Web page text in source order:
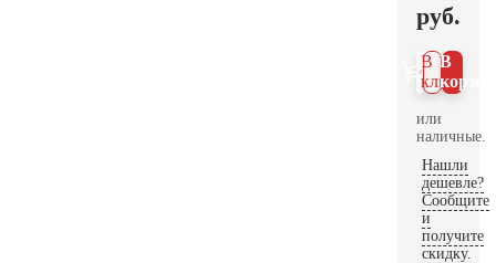
руб.
В
В 1
клик
или
наличные.
Нашли
дешевле?
Сообщите
и
получите
скидку.